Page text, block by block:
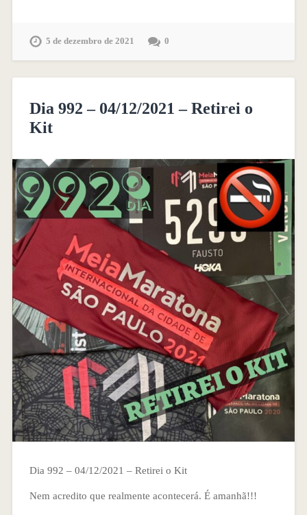
5 de dezembro de 2021 0
Dia 992 – 04/12/2021 – Retirei o
Kit
Dia 992 – 04/12/2021 – Retirei o Kit
Nem acredito que realmente acontecerá. É amanhã!!!